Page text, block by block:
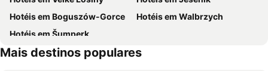
Hotéis em Boguszów-Gorce
Hotéis em Walbrzych
Hotéis em Šumperk
Mais destinos populares